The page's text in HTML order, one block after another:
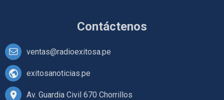
Contáctenos
ventas@radioexitosa.pe
exitosanoticias.pe
Av. Guardia Civil 670 Chorrillos